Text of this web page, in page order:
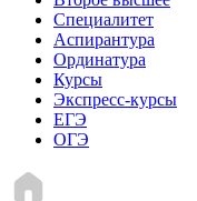
Специалитет
Аспирантура
Ординатура
Курсы
Экспресс-курсы
ЕГЭ
ОГЭ